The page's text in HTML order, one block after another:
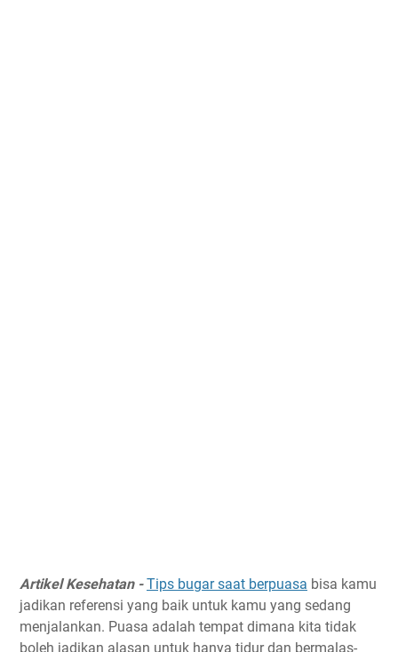
Artikel Kesehatan -Tips bugar saat berpuasa bisa kamu
jadikan referensi yang baik untuk kamu yang sedang
menjalankan. Puasa adalah tempat dimana kita tidak
boleh jadikan alasan untuk hanya tidur dan bermalas-